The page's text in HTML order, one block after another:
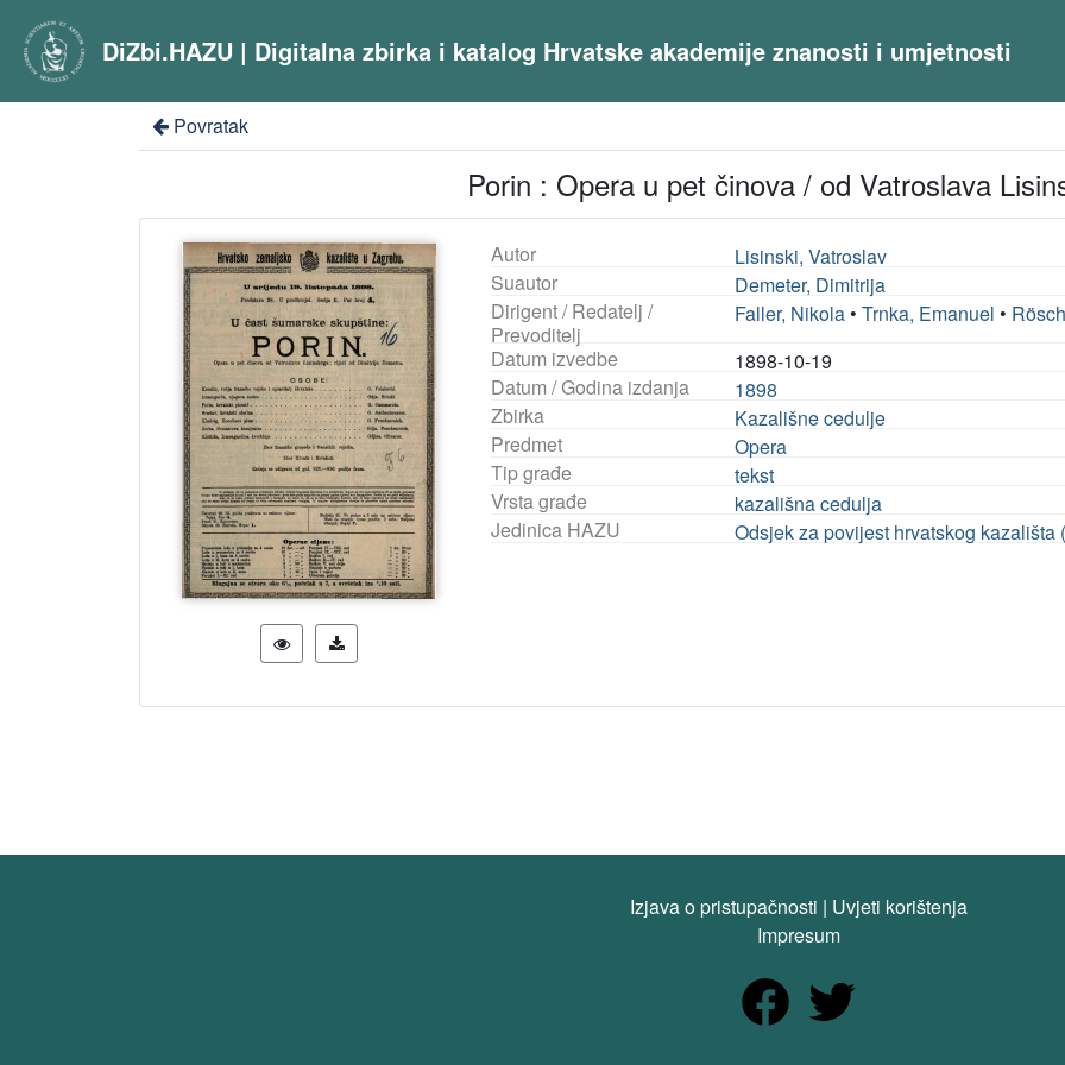
DiZbi.HAZU | Digitalna zbirka i katalog Hrvatske akademije znanosti i umjetnosti
Povratak
Porin : Opera u pet činova / od Vatroslava
Autor
Lisinski, Vatroslav
Suautor
Demeter, Dimitrija
Dirigent / Redatelj /
Prevoditelj
Faller, Nikola •Trnka, Emanuel •
Datum izvedbe
1898-10-19
Datum / Godina izdanja
1898
Zbirka
Kazališne cedulje
Predmet
Opera
Tip građe
tekst
Vrsta građe
kazališna cedulja
Jedinica HAZU
Odsjek za povijest hrvatskog kazališta
Izjava o pristupačnosti | Uvjeti korištenja
Impresum